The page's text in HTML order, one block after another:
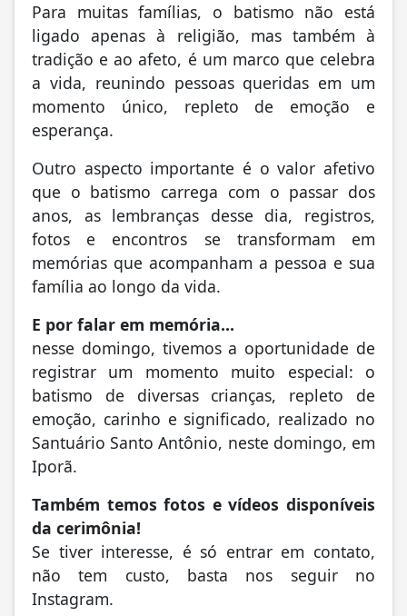
Para muitas famílias, o batismo não está
ligado apenas à religião, mas também à
tradição e ao afeto, é um marco que celebra
a vida, reunindo pessoas queridas em um
momento único, repleto de emoção e
esperança.
Outro aspecto importante é o valor afetivo
que o batismo carrega com o passar dos
anos, as lembranças desse dia, registros,
fotos e encontros se transformam em
memórias que acompanham a pessoa e sua
família ao longo da vida.
E por falar em memória...
nesse domingo, tivemos a oportunidade de
registrar um momento muito especial: o
batismo de diversas crianças, repleto de
emoção, carinho e significado, realizado no
Santuário Santo Antônio, neste domingo, em
Iporã.
Também temos fotos e vídeos disponíveis
da cerimônia!
Se tiver interesse, é só entrar em contato,
não tem custo, basta nos seguir no
Instagram.